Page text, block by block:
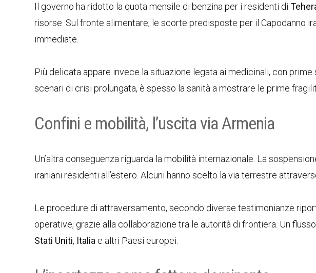
Il governo ha ridotto la quota mensile di benzina per i residenti di
risorse. Sul fronte alimentare, le scorte predisposte per il Capodanno
immediate.
Più delicata appare invece la situazione legata ai medicinali, con
scenari di crisi prolungata, è spesso la sanità a mostrare le prime
Confini e mobilità, l’uscita via Armenia
Un’altra conseguenza riguarda la mobilità internazionale. La
iraniani residenti all’estero. Alcuni hanno scelto la via terrestre
Le procedure di attraversamento, secondo diverse testimonianze
operative, grazie alla collaborazione tra le autorità di frontiera. Un
Stati Uniti, Italia e altri Paesi europei.